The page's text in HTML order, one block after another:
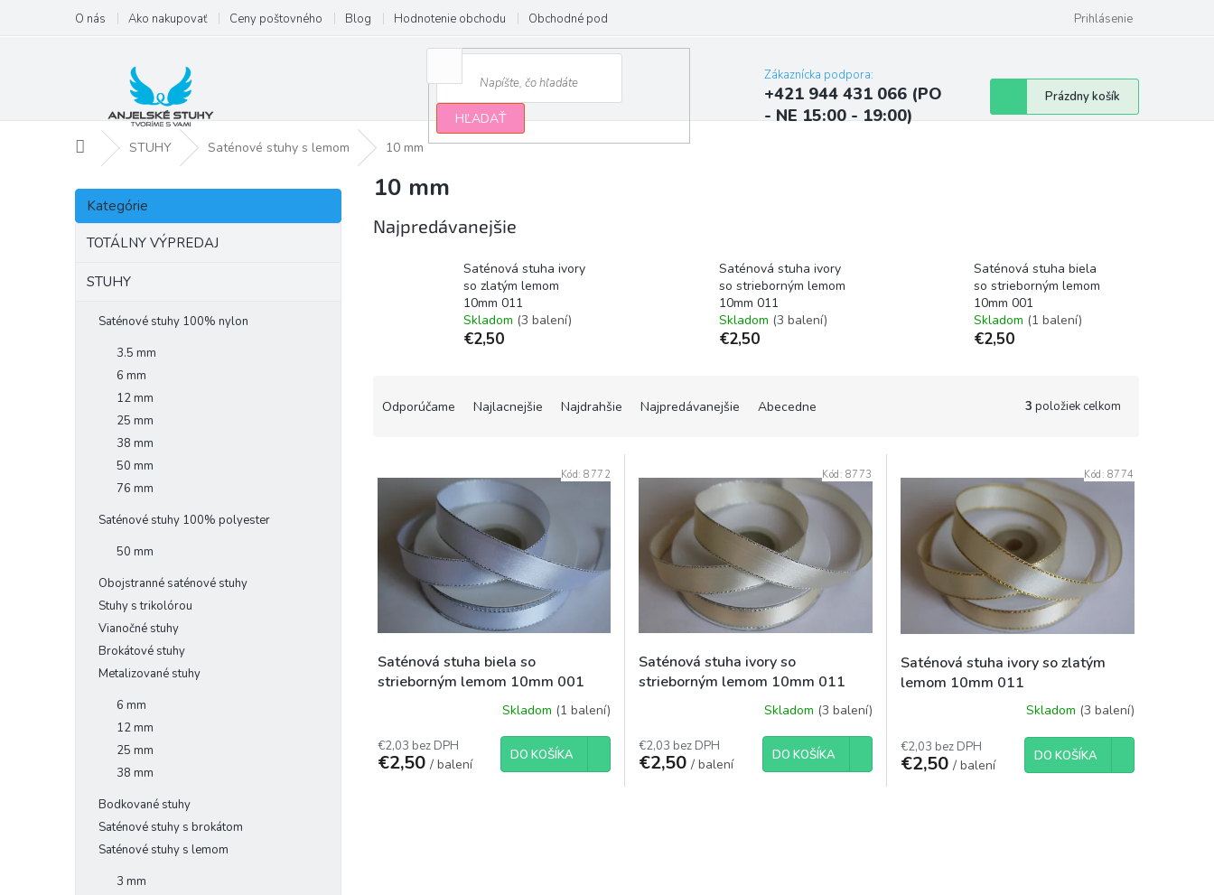
obsah
O nás Ako nakupovať Ceny poštovného Blog Hodnotenie obchodu Obchodné podmienky Najčastejšie otázky a odpovede
Prihlásenie
HĽADAŤ
Zákaznícka podpora:
+421 944 431 066 (PO
- NE 15:00 - 19:00)
Nákupný
košík
Prázdny košík
DomovSTUHY Saténové stuhy s lemom 10 mm
B
č
Preskočiť
kategórie
Kategórie
TOTÁLNY VÝPREDAJ
STUHY
Saténové stuhy 100% nylon
3.5 mm
6 mm
12 mm
25 mm
38 mm
50 mm
76 mm
Saténové stuhy 100% polyester
50 mm
Obojstranné saténové stuhy
Stuhy s trikolórou
Vianočné stuhy
Brokátové stuhy
Metalizované stuhy
6 mm
12 mm
25 mm
38 mm
Bodkované stuhy
Saténové stuhy s brokátom
Saténové stuhy s lemom
3 mm
10 mm
Najpredávanejšie
Saténová stuha ivory
so zlatým lemom
10mm 011
Skladom (3 balení)
€2,50
Saténová stuha ivory
so strieborným lemom
10mm 011
Skladom (3 balení)
€2,50
Saténová stuha biela
so strieborným lemom
10mm 001
Skladom (1 balení)
€2,50
o
o
v
Odporúčame Najlacnejšie Najdrahšie Najpredávanejšie Abecedne 3 položiek celkom
ý
p
k
t
Saténová stuha biela so
strieborným lemom 10mm 001
Skladom (1 balení)
€2,03 bez DPH
€2,50 / balení
DO KOŠÍKA
Kód:8772
Saténová stuha ivory so
strieborným lemom 10mm 011
Skladom (3 balení)
€2,03 bez DPH
€2,50/ balení
DO KOŠÍKA
Kód: 8773
Saténová stuha ivory so zlatým
lemom 10mm 011
Skladom (3 balení)
€2,03 bez DPH
€2,50 / balení
DO KOŠÍKA
Kód: 8774